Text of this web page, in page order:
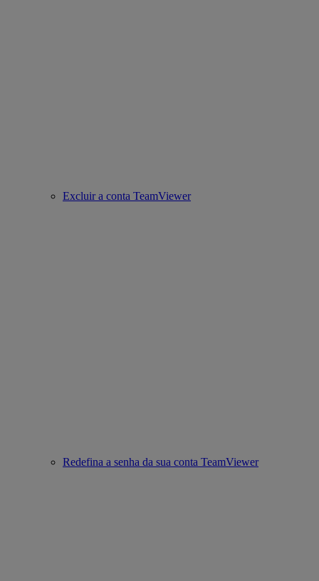
Excluir a conta TeamViewer
Redefina a senha da sua conta TeamViewer